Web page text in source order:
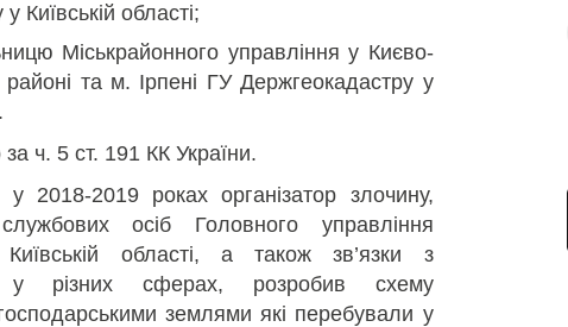
Київській області;
Міськрайонного управління у Києво-
та м. Ірпені ГУ Держгеокадастру у
за ч. 5 ст. 191 КК України.
2018-2019 роках організатор злочину,
осіб Головного управління
області, а також зв’язки з
у різних сферах, розробив схему
землями які перебували у